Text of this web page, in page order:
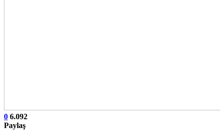
0 6.092
Paylaş